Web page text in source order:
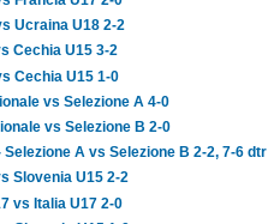
Ucraina U18 2-2
Cechia U15 3-2
Cechia U15 1-0
vs Selezione A 4-0
vs Selezione B 2-0
Selezione A vs Selezione B 2-2, 7-6 dtr
Slovenia U15 2-2
vs Italia U17 2-0